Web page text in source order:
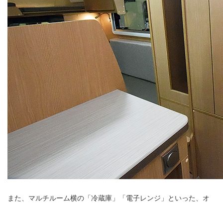
また、マルチルーム横の「冷蔵庫」「電子レンジ」といった、オ